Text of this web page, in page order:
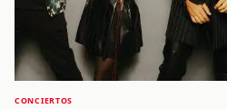
CONCIERTOS